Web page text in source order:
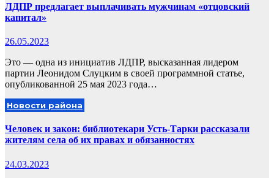
ЛДПР предлагает выплачивать мужчинам «отцовский
капитал»
26.05.2023
Это — одна из инициатив ЛДПР, высказанная лидером
партии Леонидом Слуцким в своей программной статье,
опубликованной 25 мая 2023 года…
Новости района
Человек и закон: библиотекари Усть-Тарки рассказали
жителям села об их правах и обязанностях
24.03.2023